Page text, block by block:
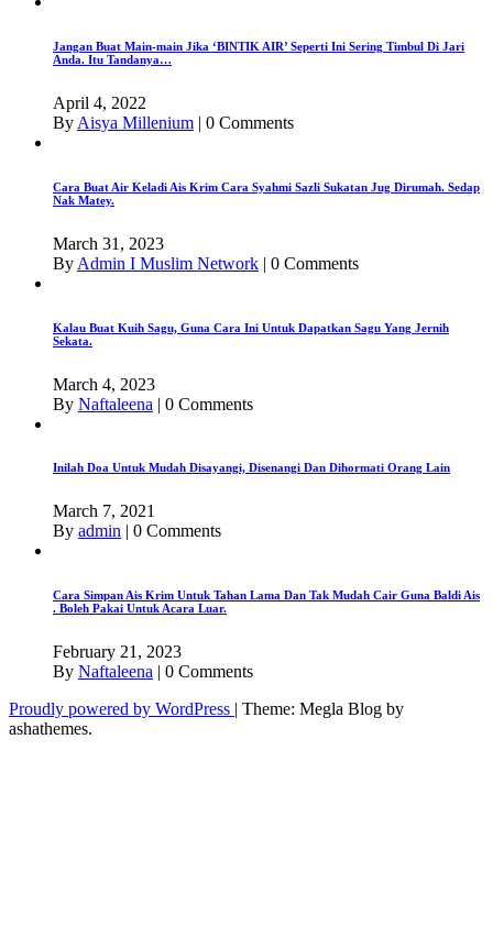
Jangan Buat Main-main Jika ‘BINTIK AIR’ Seperti Ini Sering Timbul Di Jari
Anda. Itu Tandanya…
April 4, 2022
By Aisya Millenium | 0 Comments
Cara Buat Air Keladi Ais Krim Cara Syahmi Sazli Sukatan Jug Dirumah. Sedap
Nak Matey.
March 31, 2023
By Admin I Muslim Network | 0 Comments
Kalau Buat Kuih Sagu, Guna Cara Ini Untuk Dapatkan Sagu Yang Jernih
Sekata.
March 4, 2023
By Naftaleena | 0 Comments
Inilah Doa Untuk Mudah Disayangi, Disenangi Dan Dihormati Orang Lain
March 7, 2021
By admin | 0 Comments
Cara Simpan Ais Krim Untuk Tahan Lama Dan Tak Mudah Cair Guna Baldi Ais
. Boleh Pakai Untuk Acara Luar.
February 21, 2023
By Naftaleena | 0 Comments
Proudly powered by WordPress | Theme: Megla Blog by
ashathemes.